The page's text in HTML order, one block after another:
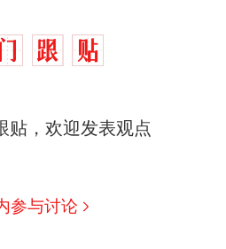
贴，欢迎发表观点
参与讨论